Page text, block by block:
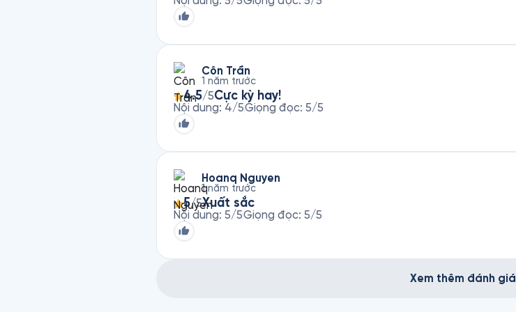
Côn Trần
1 năm trước
4.5/5Cực kỳ hay!
Nội dung: 4/5Giọng đọc: 5/5
Hoanq Nguyen
1 năm trước
5/5Xuất sắc
Nội dung: 5/5Giọng đọc: 5/5
Xem thêm đánh giá